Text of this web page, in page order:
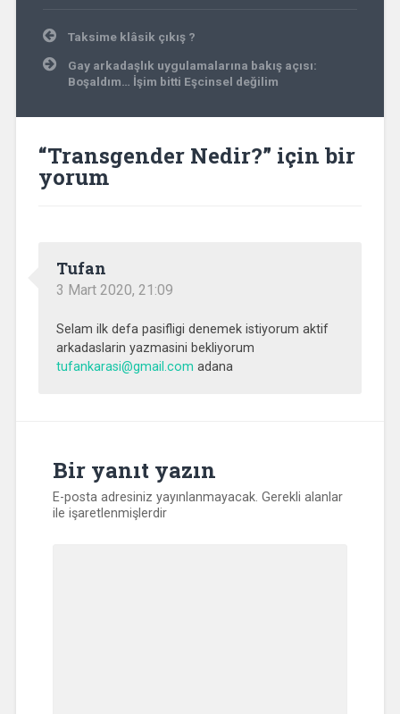
Yazı
gezinmesi
Taksime klâsik çıkış ?
Gay arkadaşlık uygulamalarına bakış açısı:
Boşaldım… İşim bitti Eşcinsel değilim
“Transgender Nedir?” için bir
yorum
Tufan
3 Mart 2020, 21:09
Selam ilk defa pasifligi denemek istiyorum aktif
arkadaslarin yazmasini bekliyorum
tufankarasi@gmail.com adana
Bir yanıt yazın
E-posta adresiniz yayınlanmayacak. Gerekli alanlar
ile işaretlenmişlerdir